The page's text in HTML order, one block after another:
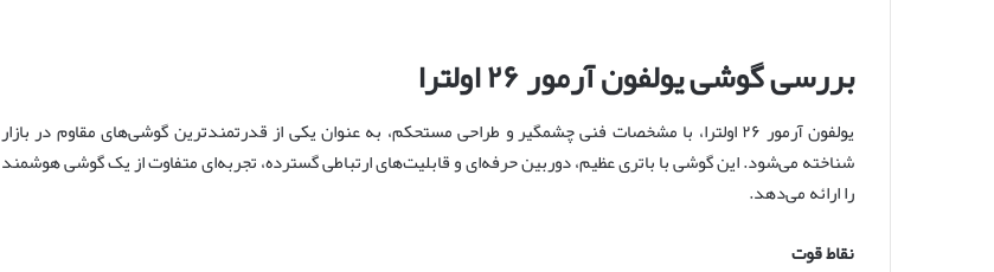
بررسی گوشی یولفون آرمور ۲۶ اولترا
یولفون آرمور ۲۶ اولترا، با مشخصات فنی چشمگیر و طراحی مستحکم، به عنوان یکی از قدرتمندترین گوشی‌های مقاوم در بازار
شناخته می‌شود. این گوشی با باتری عظیم، دوربین حرفه‌ای و قابلیت‌های ارتباطی گسترده، تجربه‌ای متفاوت از یک گوشی هوشمند
را ارائه می‌دهد.
نقاط قوت